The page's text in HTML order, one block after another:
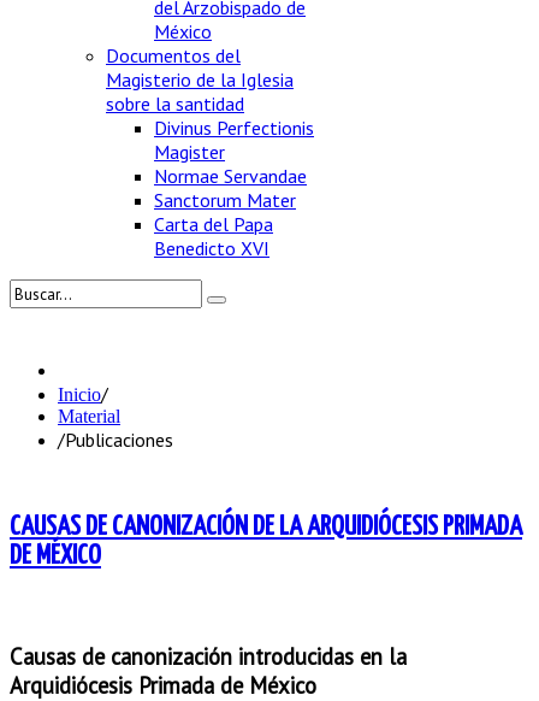
del Arzobispado de
México
Documentos del
Magisterio de la Iglesia
sobre la santidad
Divinus Perfectionis
Magister
Normae Servandae
Sanctorum Mater
Carta del Papa
Benedicto XVI
Inicio/
Material
/Publicaciones
CAUSAS DE CANONIZACIÓN DE LA ARQUIDIÓCESIS PRIMADA
DE MÉXICO
Causas de canonización introducidas en la
Arquidiócesis Primada de México